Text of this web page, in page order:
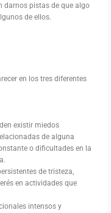
darnos pistas de que algo
de ellos.
en los tres diferentes
existir miedos
de alguna
o dificultades en la
de tristeza,
en actividades que
intensos y